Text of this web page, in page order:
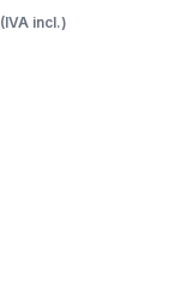
(IVA incl.)